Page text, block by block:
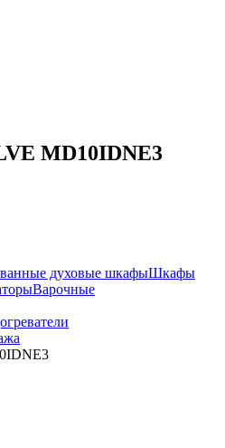
MD10IDNE3
духовые шкафыШкафы
Варочные